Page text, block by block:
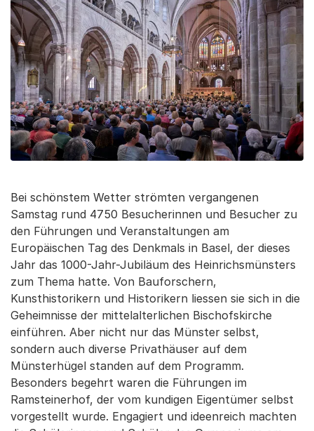
Bei schönstem Wetter strömten vergangenen
Samstag rund 4750 Besucherinnen und Besucher zu
den Führungen und Veranstaltungen am
Europäischen Tag des Denkmals in Basel, der dieses
Jahr das 1000-Jahr-Jubiläum des Heinrichsmünsters
zum Thema hatte. Von Bauforschern,
Kunsthistorikern und Historikern liessen sie sich in die
Geheimnisse der mittelalterlichen Bischofskirche
einführen. Aber nicht nur das Münster selbst,
sondern auch diverse Privathäuser auf dem
Münsterhügel standen auf dem Programm.
Besonders begehrt waren die Führungen im
Ramsteinerhof, der vom kundigen Eigentümer selbst
vorgestellt wurde. Engagiert und ideenreich machten